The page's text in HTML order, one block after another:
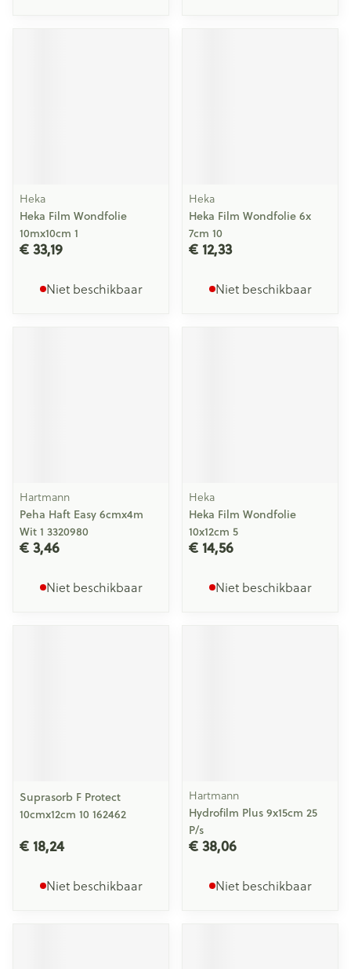
Heka
Heka Film Wondfolie
10mx10cm 1
€ 33,19
Niet beschikbaar
Heka
Heka Film Wondfolie 6x
7cm 10
€ 12,33
Niet beschikbaar
Hartmann
Peha Haft Easy 6cmx4m
Wit 1 3320980
€ 3,46
Niet beschikbaar
Heka
Heka Film Wondfolie
10x12cm 5
€ 14,56
Niet beschikbaar
Suprasorb F Protect
10cmx12cm 10 162462
€ 18,24
Niet beschikbaar
Hartmann
Hydrofilm Plus 9x15cm 25
P/s
€ 38,06
Niet beschikbaar